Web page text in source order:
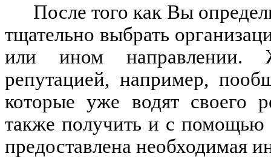
После того как Вы
тщательно выбрать
или ином направлении.
репутацией, например,
которые уже водят своего
также получить и с помощью
предоставлена необходимая